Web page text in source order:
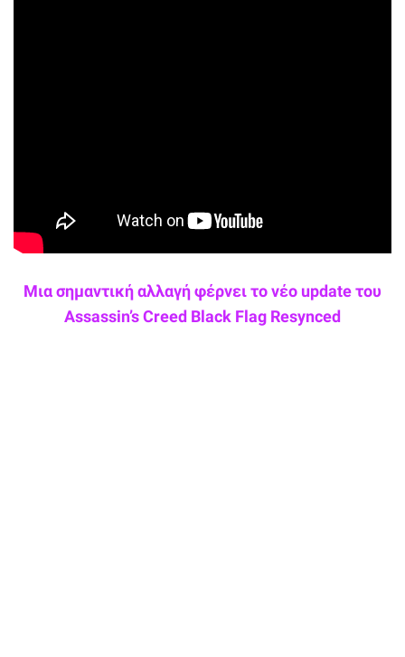
Μια σημαντική αλλαγή φέρνει το νέο update του
Assassin’s Creed Black Flag Resynced